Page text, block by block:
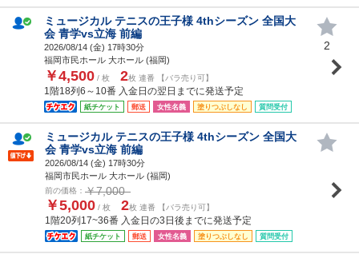
ミュージカル テニスの王子様 4thシーズン 全国大
会 青学vs立海 前編
2026/08/14 (金) 17時30分
福岡市民ホール 大ホール (福岡)
￥4,500 / 枚 2枚 連番 【バラ売り可】
1階18列6～10番 入金日の翌日までに発送予定
紙チケット 郵送 女性名義 塗りつぶしなし 質問受付
2
ミュージカル テニスの王子様 4thシーズン 全国大
会 青学vs立海 前編
2026/08/14 (金) 17時30分
福岡市民ホール 大ホール (福岡)
前の価格： ￥7,000
￥5,000 / 枚 2枚 連番 【バラ売り可】
1階20列17~36番 入金日の3日後までに発送予定
紙チケット 郵送 女性名義 塗りつぶしなし 質問受付